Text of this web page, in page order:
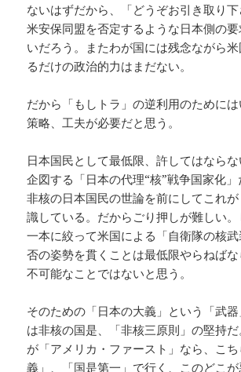
ないはずだから、「どうぞお引き取り
米安保同盟を否定するような日本側の
いだろう。またわが国には残念ながら
るだけの政治的力はまだない。
だから「もしトラ」の逆利用のために
策略、工夫が必要だと思う。
日本国民として最低限、許してはなら
企図する「日本の代理“核”戦争国家化
非核の日本国民の世論を前にしてこれ
識している。だからごり押しが難しい
一本に絞って米国による「自衛隊の核
否の姿勢を貫くことは最低限やらねばな
不可能なことではないと思う。
そのための「日本の大義」という「武
は非核の国是、「非核三原則」の堅持だ
が「アメリカ・ファースト」なら、こ
義」、「国是第一」で行く、このどこが